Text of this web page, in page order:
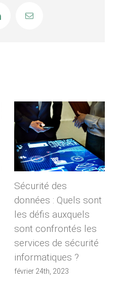
LinkedIn Email
Sécurité des
données : Quels sont
les défis auxquels
sont confrontés les
services de sécurité
informatiques ?
février 24th, 2023